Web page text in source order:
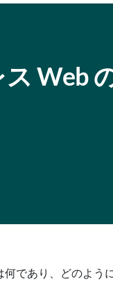
Web
であり、どのよう